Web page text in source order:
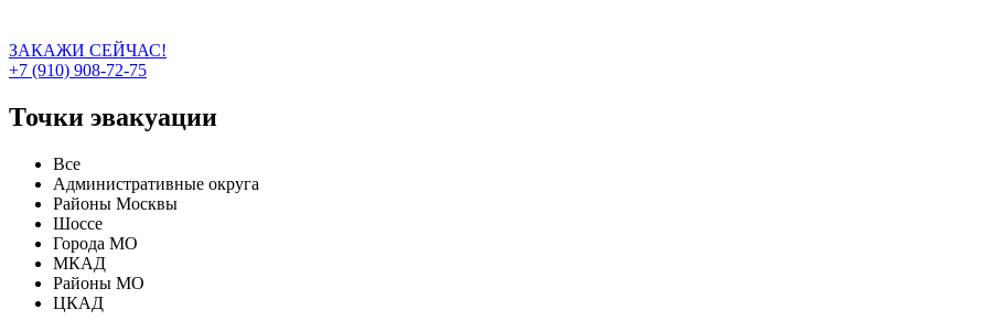
ЗАКАЖИ СЕЙЧАС!
+7 (910) 908-72-75
Точки эвакуации
Все
Административные округа
Районы Москвы
Шоссе
Города МО
МКАД
Районы МО
ЦКАД